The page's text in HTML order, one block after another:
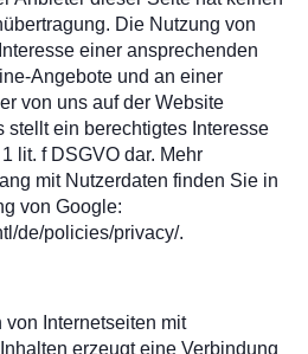
Die Nutzung von
einer ansprechenden
Angebote und an einer
von uns auf der Website
stellt ein berechtigtes Interesse
lit. f DSGVO dar. Mehr
mit Nutzerdaten finden Sie in
von Google:
de/policies/privacy/.
Internetseiten mit
erzeugt eine Verbindung